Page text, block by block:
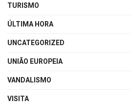
TURISMO
ÚLTIMA HORA
UNCATEGORIZED
UNIÃO EUROPEIA
VANDALISMO
VISITA